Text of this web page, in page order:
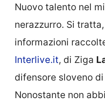
Nuovo talento nel
nerazzurro. Si
informazioni
Interlive.it, di Ziga
difensore sloveno
Nonostante non